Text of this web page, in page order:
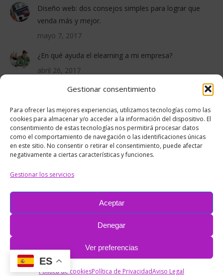
Gestionar consentimiento
Para ofrecer las mejores experiencias, utilizamos tecnologías como las
cookies para almacenar y/o acceder a la información del dispositivo. El
consentimiento de estas tecnologías nos permitirá procesar datos
como el comportamiento de navegación o las identificaciones únicas
en este sitio. No consentir o retirar el consentimiento, puede afectar
negativamente a ciertas características y funciones.
Gestionar los servicios
Aceptar
Denegar
Ver preferencias
Política de cookiesPolítica de PrivacidadAviso Legal
Diseño web: dos consejos simples para lograr que
venda más y mejor.
mayo 7, 2017
¿En qué ayuda el elearning a mi empresa?
abril 26, 2017
ES